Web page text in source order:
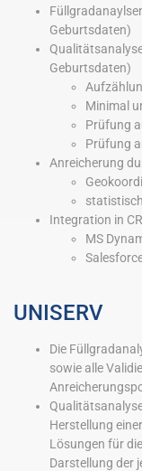
Geburtsdaten)
Geburtsdaten)
Minimal
Prüfung
Prüfung
Anreicherung
Integration in
MS
UNISERV
Die
sowie alle
Herstellung
Lösungen für
Darstellung der